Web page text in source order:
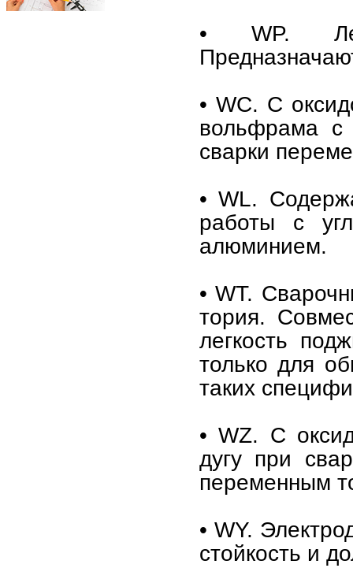
• WP.
• WC. С
вольфрама с
сварки
• WL.
работы с
алюминием.
• WT.
тория.
легкость
только для
таких
• WZ. С
дугу при
переменным
• WY.
стойкость и